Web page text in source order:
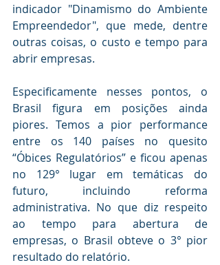
indicador "Dinamismo do Ambiente
Empreendedor", que mede, dentre
outras coisas, o custo e tempo para
abrir empresas.
Especificamente nesses pontos, o
Brasil figura em posições ainda
piores. Temos a pior performance
entre os 140 países no quesito
“Óbices Regulatórios” e ficou apenas
no 129° lugar em temáticas do
futuro, incluindo reforma
administrativa. No que diz respeito
ao tempo para abertura de
empresas, o Brasil obteve o 3° pior
resultado do relatório.